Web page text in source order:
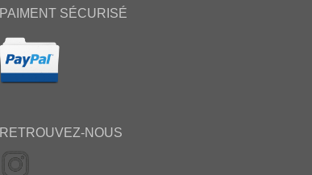
PAIMENT SÉCURISÉ
RETROUVEZ-NOUS